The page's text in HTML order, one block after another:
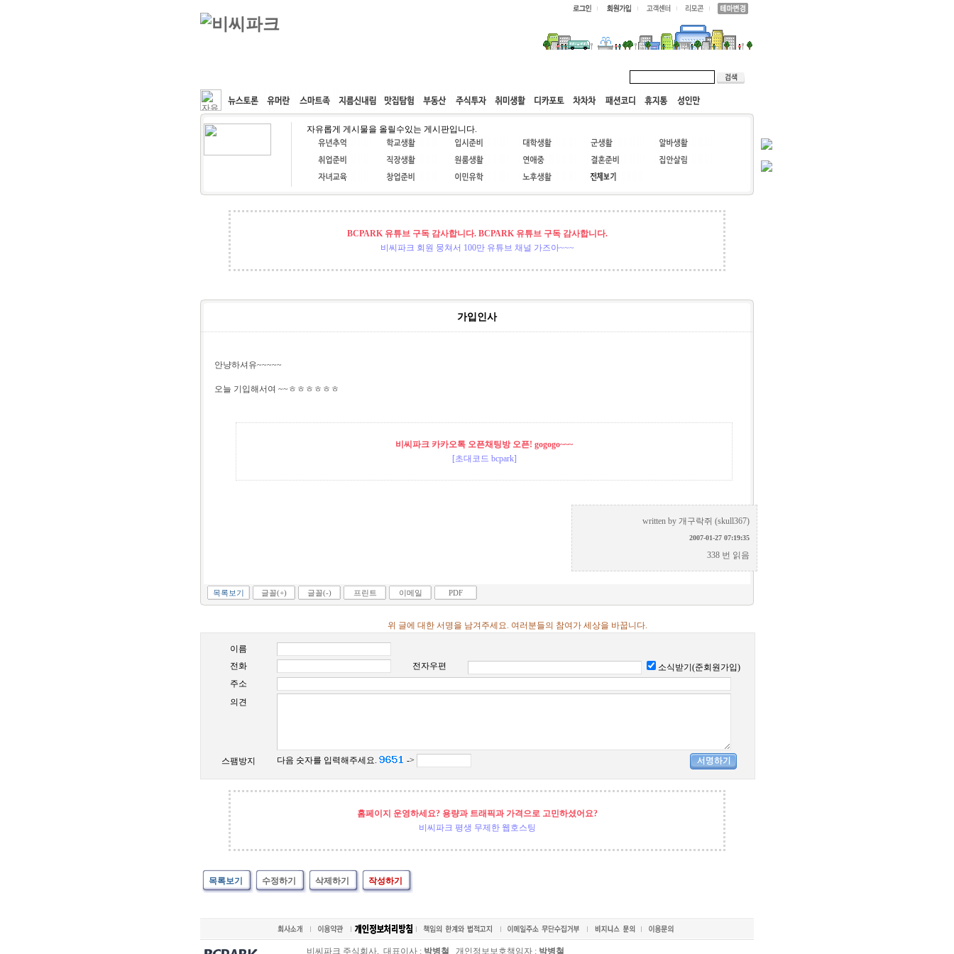
커뮤니티 속도패치 웹호스팅 공동구매 고객센터
자유롭게 게시물을 올릴수있는 게시판입니다.
BCPARK 유튜브 구독 감사합니다. BCPARK 유튜브 구독 감사합니다.
비씨파크 회원 뭉쳐서 100만 유튜브 채널 가즈아~~~
가입인사
안냥하셔유~~~~~
오늘 기입해서여 ~~ㅎㅎㅎㅎㅎㅎ
비씨파크 카카오톡 오픈채팅방 오픈! gogogo~~~
[초대코드 bcpark]
written by 개구락쥐 (skull367)
2007-01-27 07:19:35
338 번 읽음
목록보기 글꼴(+) 글꼴(-) 프린트 이메일 PDF
위 글에 대한 서명을 남겨주세요. 여러분들의 참여가 세상을 바꿉니다.
이름
전화
전자우편
소식받기(준회원가입)
주소
의견
스팸방지 다음 숫자를 입력해주세요. ->
홈페이지 운영하세요? 용량과 트래픽과 가격으로 고민하셨어요?
비씨파크 평생 무제한 웹호스팅
목록보기 수정하기 삭제하기 작성하기
비씨파크 주식회사, 대표이사 : 박병철 개인정보보호책임자 : 박병철